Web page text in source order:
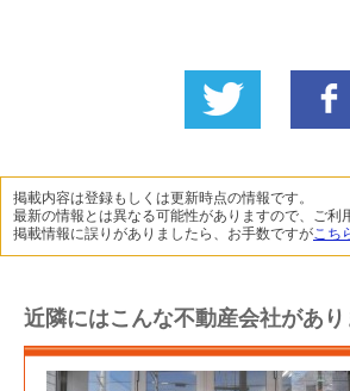
に投稿
ね！
掲載内容は登録もしくは更新時点の情報です。
最新の情報とは異なる可能性がありますので、ご
掲載情報に誤りがありましたら、お手数ですがこち
近隣にはこんな不動産会社があり